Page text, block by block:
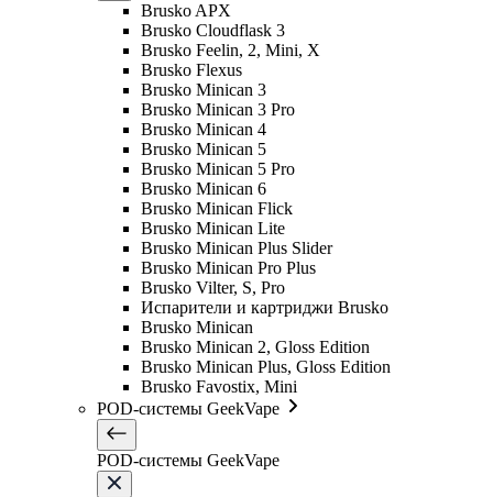
Brusko APX
Brusko Cloudflask 3
Brusko Feelin, 2, Mini, X
Brusko Flexus
Brusko Minican 3
Brusko Minican 3 Pro
Brusko Minican 4
Brusko Minican 5
Brusko Minican 5 Pro
Brusko Minican 6
Brusko Minican Flick
Brusko Minican Lite
Brusko Minican Plus Slider
Brusko Minican Pro Plus
Brusko Vilter, S, Pro
Испарители и картриджи Brusko
Brusko Minican
Brusko Minican 2, Gloss Edition
Brusko Minican Plus, Gloss Edition
Brusko Favostix, Mini
POD-системы GeekVape
POD-системы GeekVape